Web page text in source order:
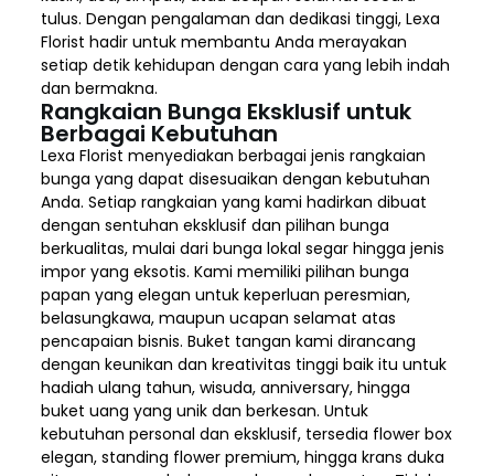
tulus. Dengan pengalaman dan dedikasi tinggi, Lexa
Florist hadir untuk membantu Anda merayakan
setiap detik kehidupan dengan cara yang lebih indah
dan bermakna.
Rangkaian Bunga Eksklusif untuk
Berbagai Kebutuhan
Lexa Florist menyediakan berbagai jenis rangkaian
bunga yang dapat disesuaikan dengan kebutuhan
Anda. Setiap rangkaian yang kami hadirkan dibuat
dengan sentuhan eksklusif dan pilihan bunga
berkualitas, mulai dari bunga lokal segar hingga jenis
impor yang eksotis. Kami memiliki pilihan bunga
papan yang elegan untuk keperluan peresmian,
belasungkawa, maupun ucapan selamat atas
pencapaian bisnis. Buket tangan kami dirancang
dengan keunikan dan kreativitas tinggi baik itu untuk
hadiah ulang tahun, wisuda, anniversary, hingga
buket uang yang unik dan berkesan. Untuk
kebutuhan personal dan eksklusif, tersedia flower box
elegan, standing flower premium, hingga krans duka